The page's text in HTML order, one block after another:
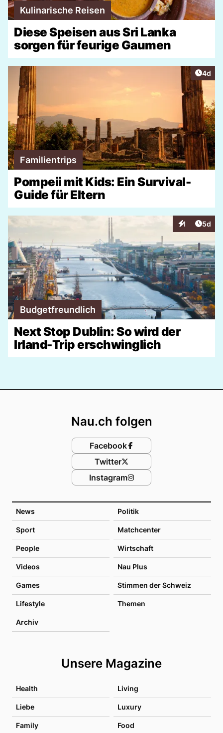
Kulinarische Reisen
Diese Speisen aus Sri Lanka
sorgen für feurige Gaumen
4d
Familientrips
Pompeii mit Kids: Ein Survival-
Guide für Eltern
1
Interaktionen
5d
Budgetfreundlich
Next Stop Dublin: So wird der
Irland-Trip erschwinglich
News Politik
Sport Matchcenter
People Wirtschaft
Videos Nau Plus
Games Stimmen der Schweiz
Lifestyle Themen
Archiv
Unsere Magazine
Health Living
Liebe Luxury
Family Food
Nau.ch folgen
Facebook
Twitter
Instagram